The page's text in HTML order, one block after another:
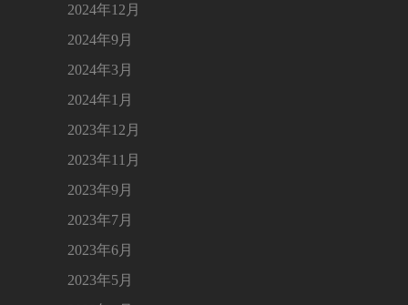
2024年12月
2024年9月
2024年3月
2024年1月
2023年12月
2023年11月
2023年9月
2023年7月
2023年6月
2023年5月